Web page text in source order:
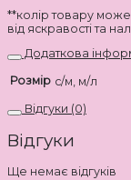
**колір товару може
від яскравості та
Додаткова
Розмір с/м, м/л
Відгуки (0)
Відгуки
Ще немає відгуків